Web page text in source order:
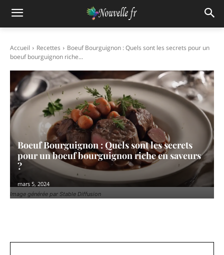
Accueil Recettes
Boeuf Bourguignon : Quels sont les secrets pour un
boeuf bourguignon riche...
Image générée par Stable Diffusion
Boeuf Bourguignon : Quels sont les secrets
pour un boeuf bourguignon riche en saveurs
?
mars 5, 2024